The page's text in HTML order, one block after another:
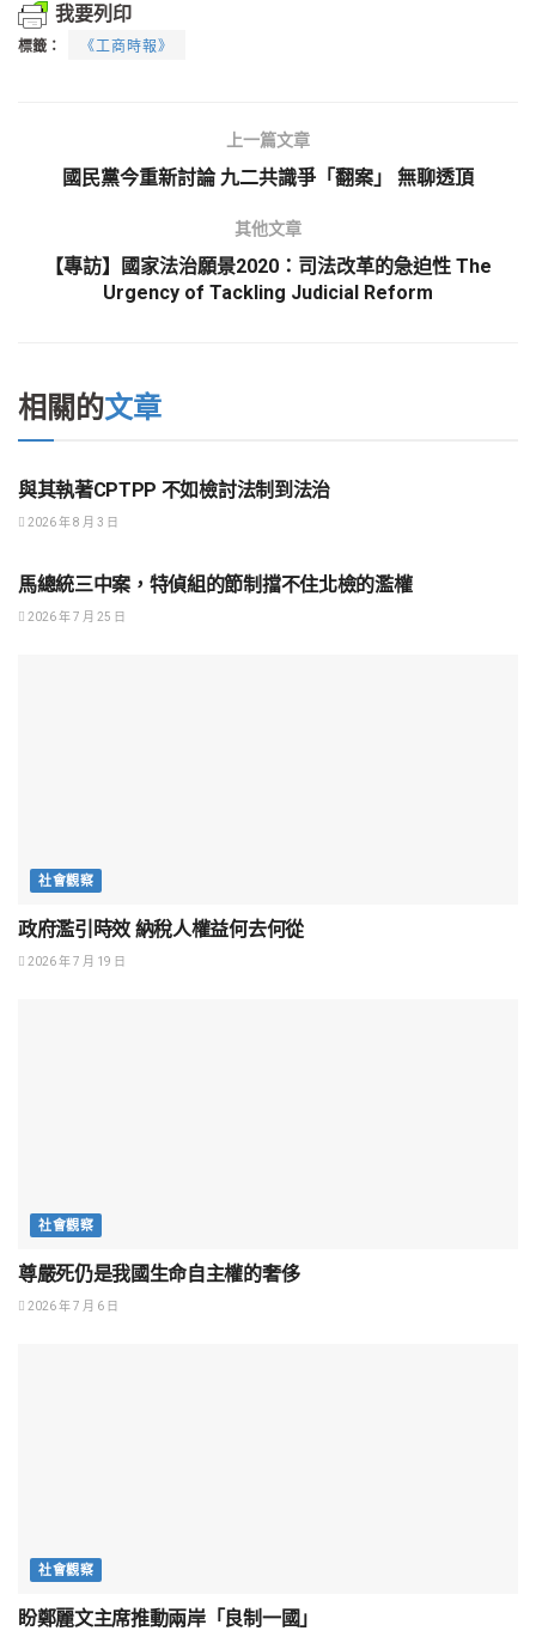
我要列印
標籤： 《工商時報》
上一篇文章
國民黨今重新討論 九二共識爭「翻案」 無聊透頂
其他文章
【專訪】國家法治願景2020：司法改革的急迫性 The
Urgency of Tackling Judicial Reform
相關的文章
社會觀察
與其執著CPTPP 不如檢討法制到法治
2026 年 8 月 3 日
馬總統三中案，特偵組的節制擋不住北檢的濫權
2026 年 7 月 25 日
社會觀察
政府濫引時效 納稅人權益何去何從
2026 年 7 月 19 日
社會觀察
尊嚴死仍是我國生命自主權的奢侈
2026 年 7 月 6 日
社會觀察
盼鄭麗文主席推動兩岸「良制一國」